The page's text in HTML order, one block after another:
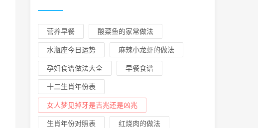
营养早餐 酸菜鱼的家常做法
水瓶座今日运势 麻辣小龙虾的做法
孕妇食谱做法大全 早餐食谱
十二生肖年份表
女人梦见掉牙是吉兆还是凶兆
生肖年份对照表 红烧肉的做法